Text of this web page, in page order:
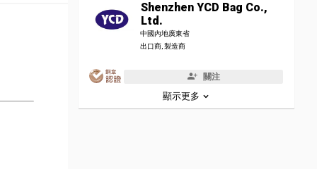
Shenzhen YCD Bag Co.,
Ltd.
中國內地廣東省
出口商, 製造商
關注
顯示更多